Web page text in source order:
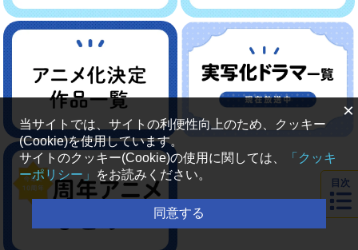
目次
×
当サイトでは、サイトの利便性向上のため、クッキー
(Cookie)を使用しています。
サイトのクッキー(Cookie)の使用に関しては、
「クッキ
ーポリシー」
をお読みください。
同意する